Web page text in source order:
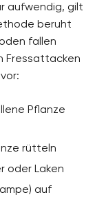
aufwendig, gilt
beruht
fallen
Fressattacken
Pflanze
rütteln
oder Laken
auf